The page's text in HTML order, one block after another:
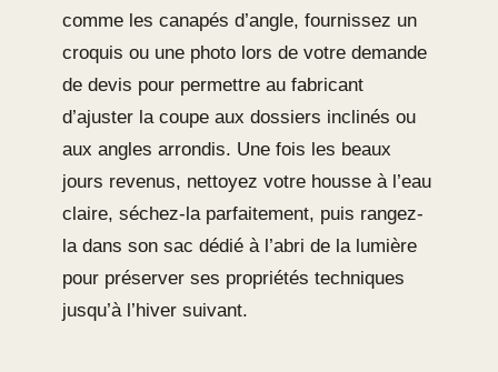
comme les canapés d’angle, fournissez un
croquis ou une photo lors de votre demande
de devis pour permettre au fabricant
d’ajuster la coupe aux dossiers inclinés ou
aux angles arrondis. Une fois les beaux
jours revenus, nettoyez votre housse à l’eau
claire, séchez-la parfaitement, puis rangez-
la dans son sac dédié à l’abri de la lumière
pour préserver ses propriétés techniques
jusqu’à l’hiver suivant.